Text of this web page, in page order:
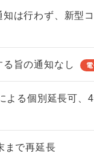
知は行わず、新型
旨の通知なし
よる個別延長可、
まで再延長